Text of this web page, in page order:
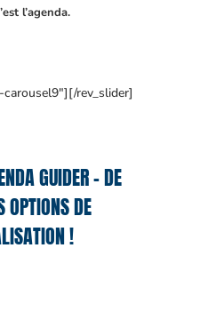
l’agenda.
rev_slider]
GUIDER – DE
OPTIONS DE
!